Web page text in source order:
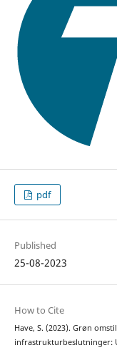
pdf
Published
25-08-2023
How to Cite
Have, S. (2023). Grøn
infrastrukturbeslutninger: